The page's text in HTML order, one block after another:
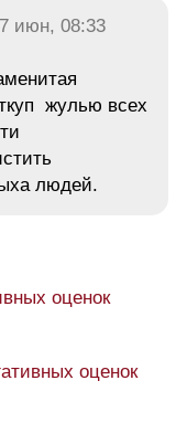
июн, 08:33
жулью всех
людей.
оценок
оценок